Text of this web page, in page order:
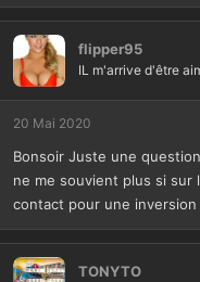
flipper95
IL m'arrive d'être
20 Mai 2020
Bonsoir Juste une
ne me souvient plus si sur
contact pour une inversion
TONYTO